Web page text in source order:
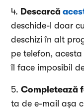
4. Descarcă
deschide-l doar
deschizi în alt
pe telefon,
îl face imposibil
5.Completează
ta de e-mail așa